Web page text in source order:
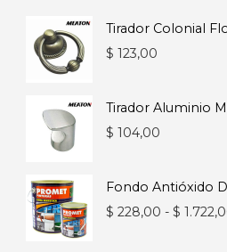
Tirador Colonial
$ 123,00
Tirador Aluminio
$ 104,00
Fondo Antióxido
$ 228,00 - $